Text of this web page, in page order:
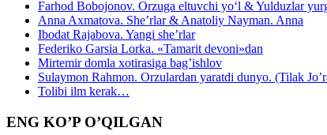
Farhod Bobojonov. Orzuga eltuvchi yo‘l & Yulduzlar
Anna Axmatova. She’rlar & Anatoliy Nayman. Anna
Ibodat Rajabova. Yangi she’rlar
Federiko Garsia Lorka. «Tamarit devoni»dan
Mirtemir domla xotirasiga bag’ishlov
Sulaymon Rahmon. Orzulardan yaratdi dunyo. (Tilak
Tolibi ilm kerak…
ENG KO’P O’QILGAN